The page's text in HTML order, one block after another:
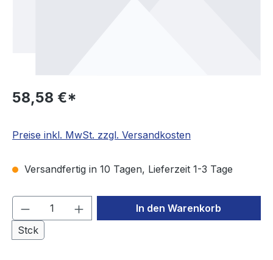
58,58 €*
Preise inkl. MwSt. zzgl. Versandkosten
Versandfertig in 10 Tagen, Lieferzeit 1-3 Tage
Produkt Anzahl: Gib den
Stck
In den Warenkorb